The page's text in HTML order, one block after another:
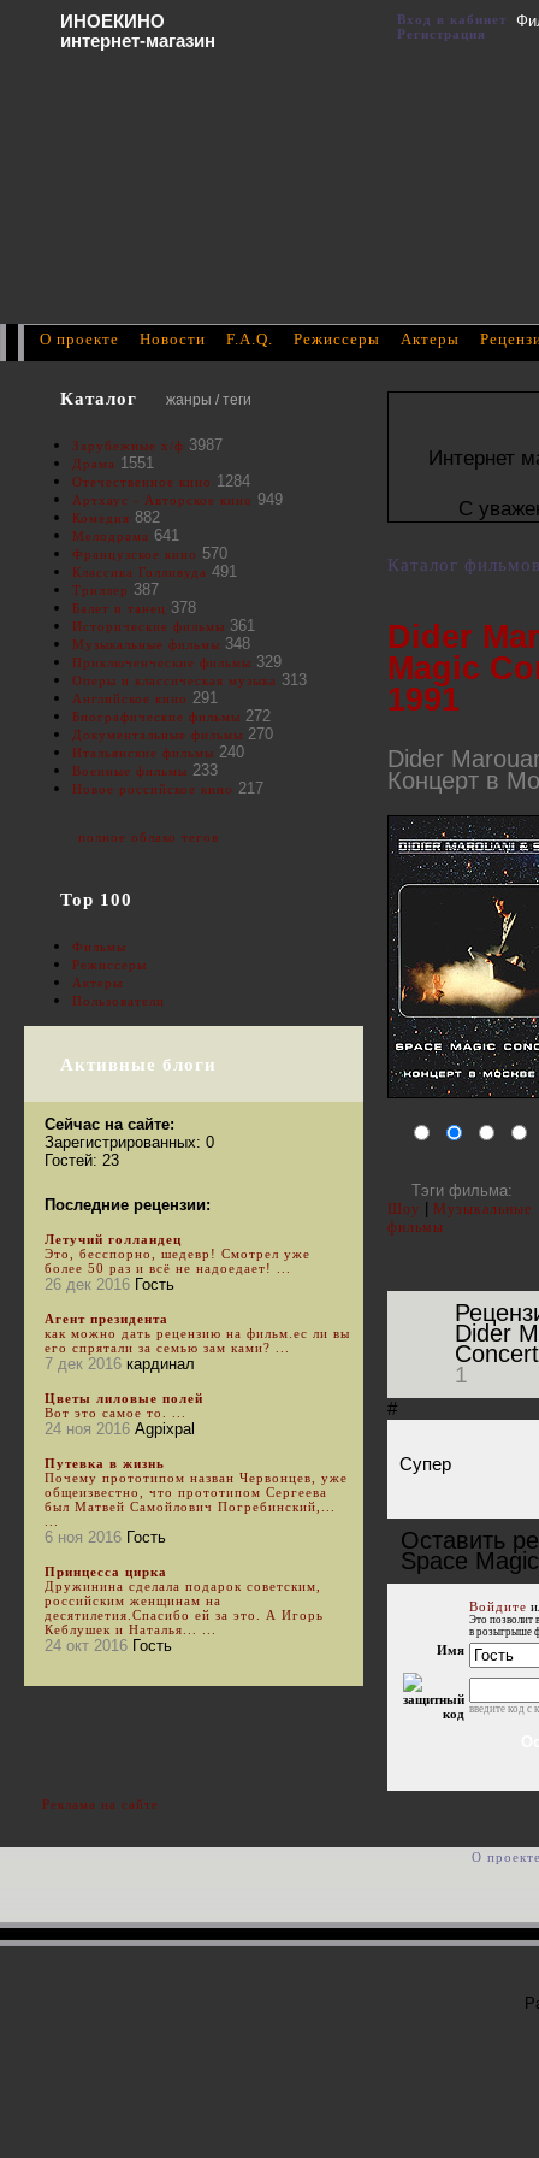
Интернет
С
Каталог
Dider
Magic
1991
Dider
Концерт в
Тэги фильма:
Шоу | Музыкальные
фильмы
Dider
1
#
Супер
Оставить
Space
Войдите
Это позволит
в розыгрыше
Имя
введите код с
Каталог жанры / теги
Зарубежные х/ф 3987
Драма 1551
Отечественное кино 1284
Артхаус - Авторское кино 949
Комедия 882
Мелодрама 641
Французское кино 570
Классика Голливуда 491
Триллер 387
Балет и танец 378
Исторические фильмы 361
Музыкальные фильмы 348
Приключенческие фильмы 329
Оперы и классическая музыка 313
Английское кино 291
Биографические фильмы 272
Документальные фильмы 270
Итальянские фильмы 240
Военные фильмы 233
Новое российское кино 217
полное облако тегов
Top 100
Фильмы
Режиссеры
Актеры
Пользователи
Активные блоги
Сейчас на сайте:
Зарегистрированных: 0
Гостей: 23
Последние рецензии:
Летучий голландец
Это, бесспорно, шедевр! Смотрел уже
более 50 раз и всё не надоедает! ...
26 дек 2016 Гость
Агент президента
как можно дать рецензию на фильм.ес ли вы
его спрятали за семью зам ками? ...
7 дек 2016 кардинал
Цветы лиловые полей
Вот это самое то. ...
24 ноя 2016 Agpixpal
Путевка в жизнь
Почему прототипом назван Червонцев, уже
общеизвестно, что прототипом Сергеева
был Матвей Самойлович Погребинский,...
6 ноя 2016 Гость
Принцесса цирка
Дружинина сделала подарок советским,
российским женщинам на
десятилетия.Спасибо ей за это. А Игорь
Кеблушек и Наталья... ...
24 окт 2016 Гость
Реклама на сайте
О проекте Новости F.A.Q. Режиссеры Актеры
О
ИНОЕКИНО
интернет-магазин
Вход в кабинет
Регистрация